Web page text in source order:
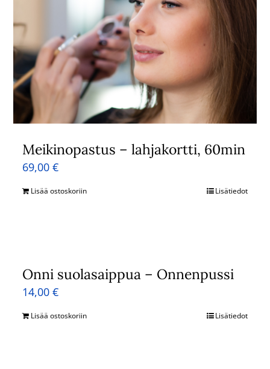
Meikinopastus – lahjakortti, 60min
69,00€
Lisää ostoskoriin Lisätiedot
Onni suolasaippua – Onnenpussi
14,00€
Lisää ostoskoriin Lisätiedot